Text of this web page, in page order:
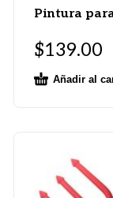
Pintura
$139.00
Añadir al